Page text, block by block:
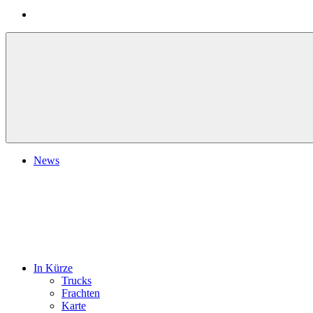
News
In Kürze
Trucks
Frachten
Karte